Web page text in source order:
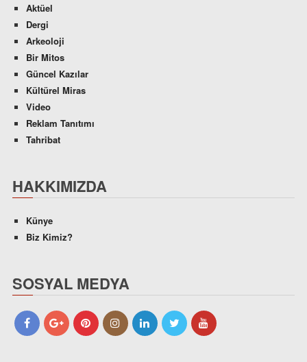
Aktüel
Dergi
Arkeoloji
Bir Mitos
Güncel Kazılar
Kültürel Miras
Video
Reklam Tanıtımı
Tahribat
HAKKIMIZDA
Künye
Biz Kimiz?
SOSYAL MEDYA